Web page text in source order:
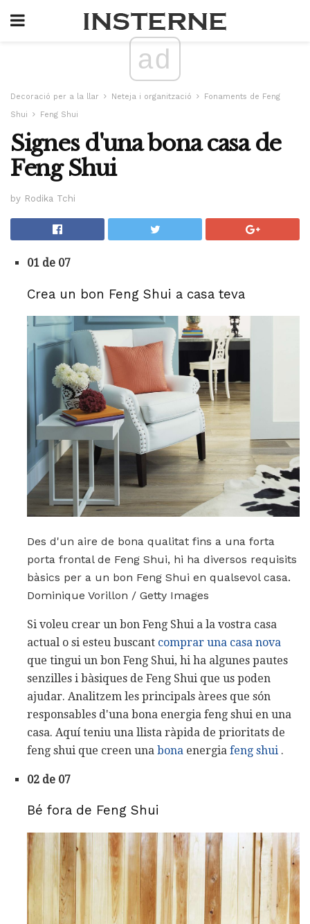
ad
Decoració per a la llar Neteja i organització
Fonaments de Feng
Shui
Feng Shui
Signes d'una bona casa de
Feng Shui
by Rodika Tchi
01 de 07
Crea un bon Feng Shui a casa teva
Des d'un aire de bona qualitat fins a una forta
porta frontal de Feng Shui, hi ha diversos requisits
bàsics per a un bon Feng Shui en qualsevol casa.
Dominique Vorillon / Getty Images
Si voleu crear un bon Feng Shui a la vostra casa
actual o si esteu buscant comprar una casa nova
que tingui un bon Feng Shui, hi ha algunes pautes
senzilles i bàsiques de Feng Shui que us poden
ajudar. Analitzem les principals àrees que són
responsables d'una bona energia feng shui en una
casa. Aquí teniu una llista ràpida de prioritats de
feng shui que creen una bona energia feng shui .
02 de 07
Bé fora de Feng Shui